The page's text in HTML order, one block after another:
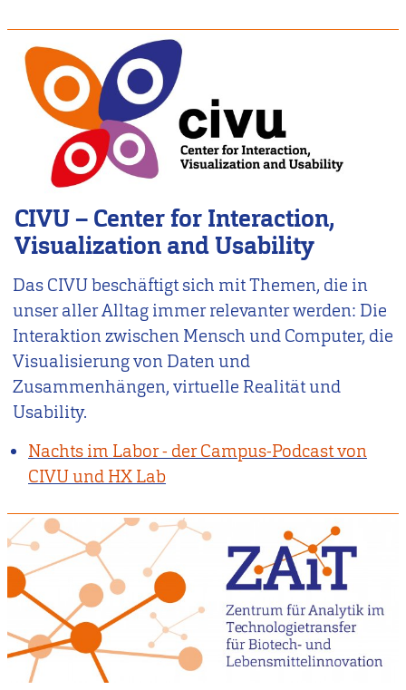
CIVU – Center for Interaction,
Visualization and Usability
Das CIVU beschäftigt sich mit Themen, die in
unser aller Alltag immer relevanter werden: Die
Interaktion zwischen Mensch und Computer, die
Visualisierung von Daten und
Zusammenhängen, virtuelle Realität und
Usability.
Nachts im Labor - der Campus-Podcast von
CIVU und HX Lab